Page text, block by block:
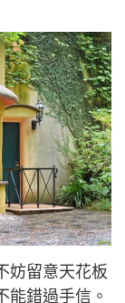
妨留意天花板
能錯過手信。